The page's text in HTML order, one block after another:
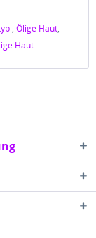
, Ölige Haut,
Haut